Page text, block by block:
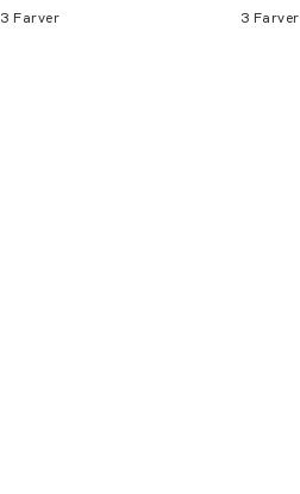
3 Farver 3 Farver